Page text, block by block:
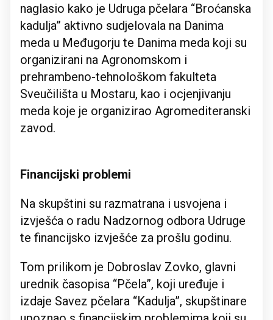
naglasio kako je Udruga pčelara “Broćanska
kadulja” aktivno sudjelovala na Danima
meda u Međugorju te Danima meda koji su
organizirani na Agronomskom i
prehrambeno-tehnološkom fakulteta
Sveučilišta u Mostaru, kao i ocjenjivanju
meda koje je organizirao Agromediteranski
zavod.
Financijski problemi
Na skupštini su razmatrana i usvojena i
izvješća o radu Nadzornog odbora Udruge
te financijsko izvješće za prošlu godinu.
Tom prilikom je Dobroslav Zovko, glavni
urednik časopisa “Pčela”, koji uređuje i
izdaje Savez pčelara “Kadulja”, skupštinare